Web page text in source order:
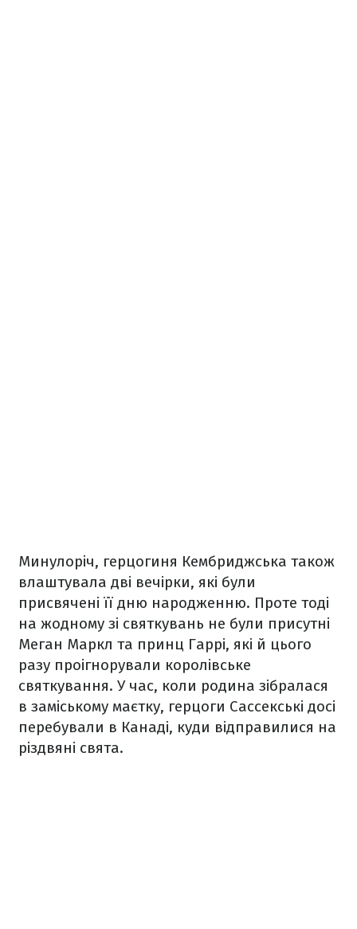
Минулоріч, герцогиня Кембриджська також
влаштувала дві вечірки, які були
присвячені її дню народженню. Проте тоді
на жодному зі святкувань не були присутні
Меган Маркл та принц Гаррі, які й цього
разу проігнорували королівське
святкування. У час, коли родина зібралася
в заміському маєтку, герцоги Сассекські досі
перебували в Канаді, куди відправилися на
різдвяні свята.